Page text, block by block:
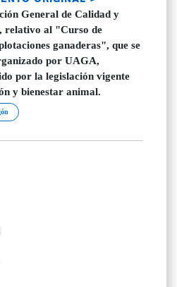
General de Calidad y
relativo al "Curso de
ganaderas", que se
por UAGA,
por la legislación vigente
y bienestar animal.